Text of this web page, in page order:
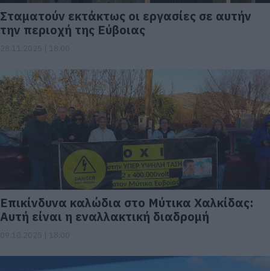
Σταματούν εκτάκτως οι εργασίες σε αυτήν
την περιοχή της Εύβοιας
Επικίνδυνα καλώδια στο Μύτικα Χαλκίδας:
Αυτή είναι η εναλλακτική διαδρομή